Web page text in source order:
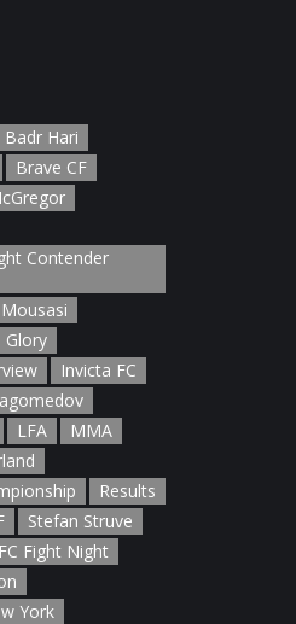
Badr Hari
Brave CF
Contender
Glory
Invicta FC
LFA
MMA
Results
Stefan Struve
Fight Night
York